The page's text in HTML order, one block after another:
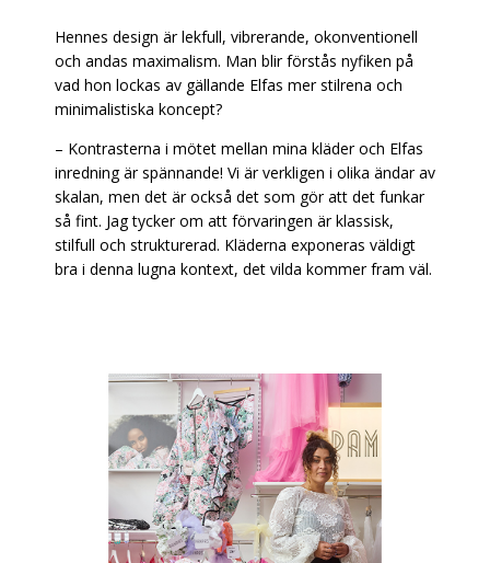
Hennes design är lekfull, vibrerande, okonventionell
och andas maximalism. Man blir förstås nyfiken på
vad hon lockas av gällande Elfas mer stilrena och
minimalistiska koncept?
– Kontrasterna i mötet mellan mina kläder och Elfas
inredning är spännande! Vi är verkligen i olika ändar av
skalan, men det är också det som gör att det funkar
så fint. Jag tycker om att förvaringen är klassisk,
stilfull och strukturerad. Kläderna exponeras väldigt
bra i denna lugna kontext, det vilda kommer fram väl.